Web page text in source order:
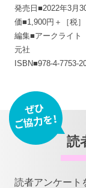
発売日■2022年3月
価■1,900円＋［税］
編集■アークライ
元社
ISBN■978-4-7753-
読
読者アンケート